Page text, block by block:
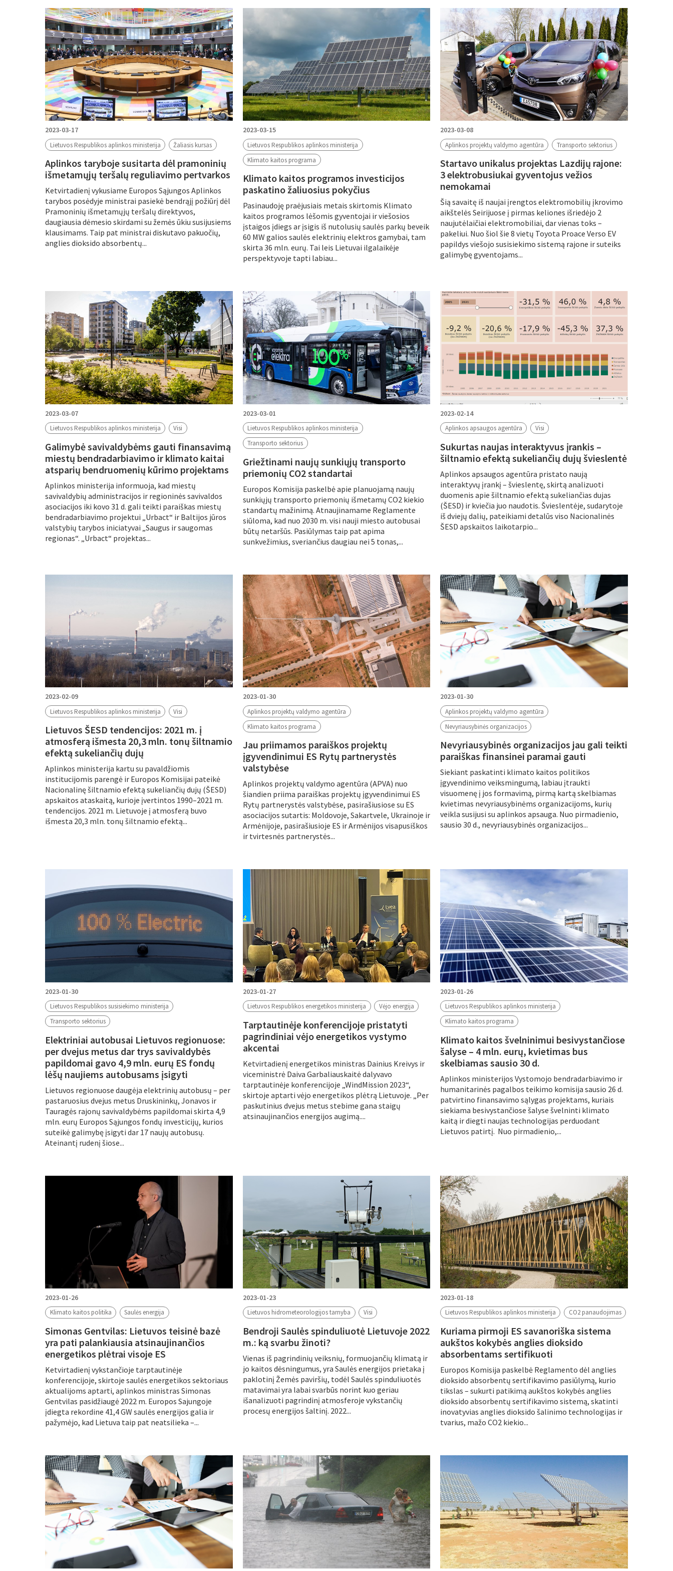
Filtruoti pagal
Metus
Periodą
Periodas
2023-03-17
Lietuvos Respublikos aplinkos ministerija Žaliasis kursas
Aplinkos taryboje susitarta dėl pramoninių
išmetamųjų teršalų reguliavimo pertvarkos
Ketvirtadienį vykusiame Europos Sąjungos Aplinkos
tarybos posėdyje ministrai pasiekė bendrąjį požiūrį dėl
Pramoninių išmetamųjų teršalų direktyvos,
daugiausia dėmesio skirdami su žemės ūkiu susijusiems
klausimams. Taip pat ministrai diskutavo pakuočių,
anglies dioksido absorbentų...
2023-03-15
Lietuvos Respublikos aplinkos ministerija
Klimato kaitos programa
Klimato kaitos programos investicijos
paskatino žaliuosius pokyčius
Pasinaudoję praėjusiais metais skirtomis Klimato
kaitos programos lėšomis gyventojai ir viešosios
įstaigos įdiegs ar įsigis iš nutolusių saulės parkų beveik
60 MW galios saulės elektrinių elektros gamybai, tam
skirta 36 mln. eurų. Tai leis Lietuvai ilgalaikėje
perspektyvoje tapti labiau...
2023-03-08
Aplinkos projektų valdymo agentūra Transporto sektorius
Startavo unikalus projektas Lazdijų rajone:
3 elektrobusiukai gyventojus vežios
nemokamai
Šią savaitę iš naujai įrengtos elektromobilių įkrovimo
aikštelės Seirijuose į pirmas keliones išriedėjo 2
naujutėlaičiai elektromobiliai, dar vienas toks –
pakeliui. Nuo šiol šie 8 vietų Toyota Proace Verso EV
papildys viešojo susisiekimo sistemą rajone ir suteiks
galimybę gyventojams...
2023-03-07
Lietuvos Respublikos aplinkos ministerija Visi
Galimybė savivaldybėms gauti finansavimą
miestų bendradarbiavimo ir klimato kaitai
atsparių bendruomenių kūrimo projektams
Aplinkos ministerija informuoja, kad miestų
savivaldybių administracijos ir regioninės savivaldos
asociacijos iki kovo 31 d. gali teikti paraiškas miestų
bendradarbiavimo projektui „Urbact“ ir Baltijos jūros
valstybių tarybos iniciatyvai „Saugus ir saugomas
regionas“. „Urbact“ projektas...
2023-03-01
Lietuvos Respublikos aplinkos ministerija
Transporto sektorius
Griežtinami naujų sunkiųjų transporto
priemonių CO2 standartai
Europos Komisija paskelbė apie planuojamą naujų
sunkiųjų transporto priemonių išmetamų CO2 kiekio
standartų mažinimą. Atnaujinamame Reglamente
siūloma, kad nuo 2030 m. visi nauji miesto autobusai
būtų netaršūs. Pasiūlymas taip pat apima
sunkvežimius, sveriančius daugiau nei 5 tonas,...
2023-02-14
Aplinkos apsaugos agentūra Visi
Sukurtas naujas interaktyvus įrankis –
šiltnamio efektą sukeliančių dujų švieslentė
Aplinkos apsaugos agentūra pristato naują
interaktyvų įrankį – švieslentę, skirtą analizuoti
duomenis apie šiltnamio efektą sukeliančias dujas
(ŠESD) ir kviečia juo naudotis. Švieslentėje, sudarytoje
iš dviejų dalių, pateikiami detalūs viso Nacionalinės
ŠESD apskaitos laikotarpio...
2023-02-09
Lietuvos Respublikos aplinkos ministerija Visi
Lietuvos ŠESD tendencijos: 2021 m. į
atmosferą išmesta 20,3 mln. tonų šiltnamio
efektą sukeliančių dujų
Aplinkos ministerija kartu su pavaldžiomis
institucijomis parengė ir Europos Komisijai pateikė
Nacionalinę šiltnamio efektą sukeliančių dujų (ŠESD)
apskaitos ataskaitą, kurioje įvertintos 1990–2021 m.
tendencijos. 2021 m. Lietuvoje į atmosferą buvo
išmesta 20,3 mln. tonų šiltnamio efektą...
2023-01-30
Aplinkos projektų valdymo agentūra
Klimato kaitos programa
Jau priimamos paraiškos projektų
įgyvendinimui ES Rytų partnerystės
valstybėse
Aplinkos projektų valdymo agentūra (APVA) nuo
šiandien priima paraiškas projektų įgyvendinimui ES
Rytų partnerystės valstybėse, pasirašiusiose su ES
asociacijos sutartis: Moldovoje, Sakartvele, Ukrainoje ir
Armėnijoje, pasirašiusioje ES ir Armėnijos visapusiškos
ir tvirtesnės partnerystės...
2023-01-30
Aplinkos projektų valdymo agentūra
Nevyriausybinės organizacijos
Nevyriausybinės organizacijos jau gali teikti
paraiškas finansinei paramai gauti
Siekiant paskatinti klimato kaitos politikos
įgyvendinimo veiksmingumą, labiau įtraukti
visuomenę į jos formavimą, pirmą kartą skelbiamas
kvietimas nevyriausybinėms organizacijoms, kurių
veikla susijusi su aplinkos apsauga. Nuo pirmadienio,
sausio 30 d., nevyriausybinės organizacijos...
2023-01-30
Lietuvos Respublikos susisiekimo ministerija
Transporto sektorius
Elektriniai autobusai Lietuvos regionuose:
per dvejus metus dar trys savivaldybės
papildomai gavo 4,9 mln. eurų ES fondų
lėšų naujiems autobusams įsigyti
Lietuvos regionuose daugėja elektrinių autobusų – per
pastaruosius dvejus metus Druskininkų, Jonavos ir
Tauragės rajonų savivaldybėms papildomai skirta 4,9
mln. eurų Europos Sąjungos fondų investicijų, kurios
suteikė galimybę įsigyti dar 17 naujų autobusų.
Ateinantį rudenį šiose...
2023-01-27
Lietuvos Respublikos energetikos ministerija Vėjo energija
Tarptautinėje konferencijoje pristatyti
pagrindiniai vėjo energetikos vystymo
akcentai
Ketvirtadienį energetikos ministras Dainius Kreivys ir
viceministrė Daiva Garbaliauskaitė dalyvavo
tarptautinėje konferencijoje „WindMission 2023“,
skirtoje aptarti vėjo energetikos plėtrą Lietuvoje. „Per
paskutinius dvejus metus stebime gana staigų
atsinaujinančios energijos augimą....
2023-01-26
Lietuvos Respublikos aplinkos ministerija
Klimato kaitos programa
Klimato kaitos švelninimui besivystančiose
šalyse – 4 mln. eurų, kvietimas bus
skelbiamas sausio 30 d.
Aplinkos ministerijos Vystomojo bendradarbiavimo ir
humanitarinės pagalbos teikimo komisija sausio 26 d.
patvirtino finansavimo sąlygas projektams, kuriais
siekiama besivystančiose šalyse švelninti klimato
kaitą ir diegti naujas technologijas perduodant
Lietuvos patirtį. Nuo pirmadienio,...
2023-01-26
Klimato kaitos politika Saulės energija
Simonas Gentvilas: Lietuvos teisinė bazė
yra pati palankiausia atsinaujinančios
energetikos plėtrai visoje ES
Ketvirtadienį vykstančioje tarptautinėje
konferencijoje, skirtoje saulės energetikos sektoriaus
aktualijoms aptarti, aplinkos ministras Simonas
Gentvilas pasidžiaugė 2022 m. Europos Sajungoje
įdiegta rekordine 41,4 GW saulės energijos galia ir
pažymėjo, kad Lietuva taip pat neatsilieka –...
2023-01-23
Lietuvos hidrometeorologijos tarnyba Visi
Bendroji Saulės spinduliuotė Lietuvoje 2022
m.: ką svarbu žinoti?
Vienas iš pagrindinių veiksnių, formuojančių klimatą ir
jo kaitos dėsningumus, yra Saulės energijos prietaka į
paklotinį Žemės paviršių, todėl Saulės spinduliuotės
matavimai yra labai svarbūs norint kuo geriau
išanalizuoti pagrindinį atmosferoje vykstančių
procesų energijos šaltinį. 2022...
2023-01-18
Lietuvos Respublikos aplinkos ministerija CO2 panaudojimas
Kuriama pirmoji ES savanoriška sistema
aukštos kokybės anglies dioksido
absorbentams sertifikuoti
Europos Komisija paskelbė Reglamento dėl anglies
dioksido absorbentų sertifikavimo pasiūlymą, kurio
tikslas – sukurti patikimą aukštos kokybės anglies
dioksido absorbentų sertifikavimo sistemą, skatinti
inovatyvias anglies dioksido šalinimo technologijas ir
tvarius, mažo CO2 kiekio...